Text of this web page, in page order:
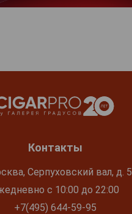
Контакты
Серпуховский вал, д. 5
с 10:00 до 22:00
+7(495) 644-59-95